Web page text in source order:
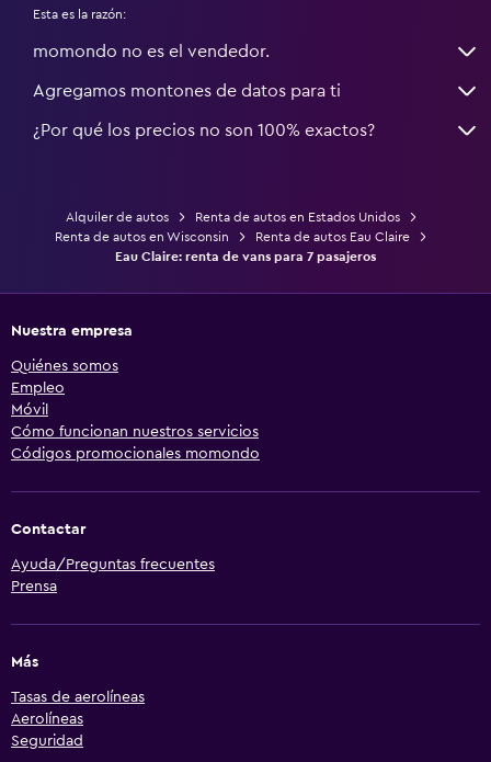
Esta es la razón:
momondo no es el vendedor.
Agregamos montones de datos para ti
¿Por qué los precios no son 100% exactos?
Alquiler de autos
Renta de autos en Estados Unidos
Renta de autos en Wisconsin
Renta de autos Eau Claire
Eau Claire: renta de vans para 7 pasajeros
Nuestra empresa
Quiénes somos
Empleo
Móvil
Cómo funcionan nuestros servicios
Códigos promocionales momondo
Contactar
Ayuda/Preguntas frecuentes
Prensa
Más
Tasas de aerolíneas
Aerolíneas
Seguridad